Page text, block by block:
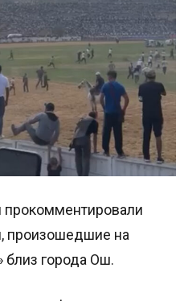
произошедшие на
близ города Ош.